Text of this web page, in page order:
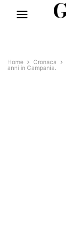
Home Cronaca
anni in Campania.